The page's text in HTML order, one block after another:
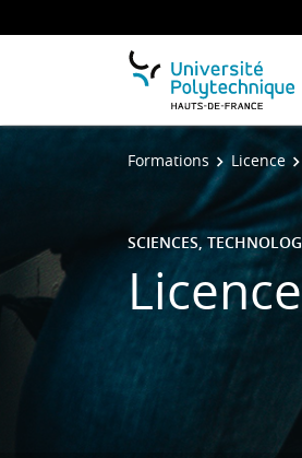
Formations Licence
SCIENCES,